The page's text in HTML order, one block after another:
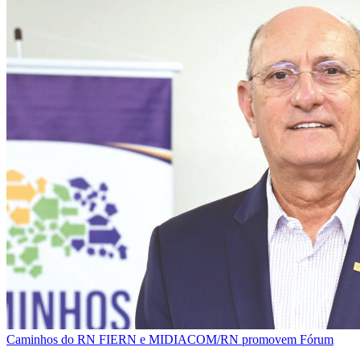
Caminhos do RN FIERN e MIDIACOM/RN promovem Fórum